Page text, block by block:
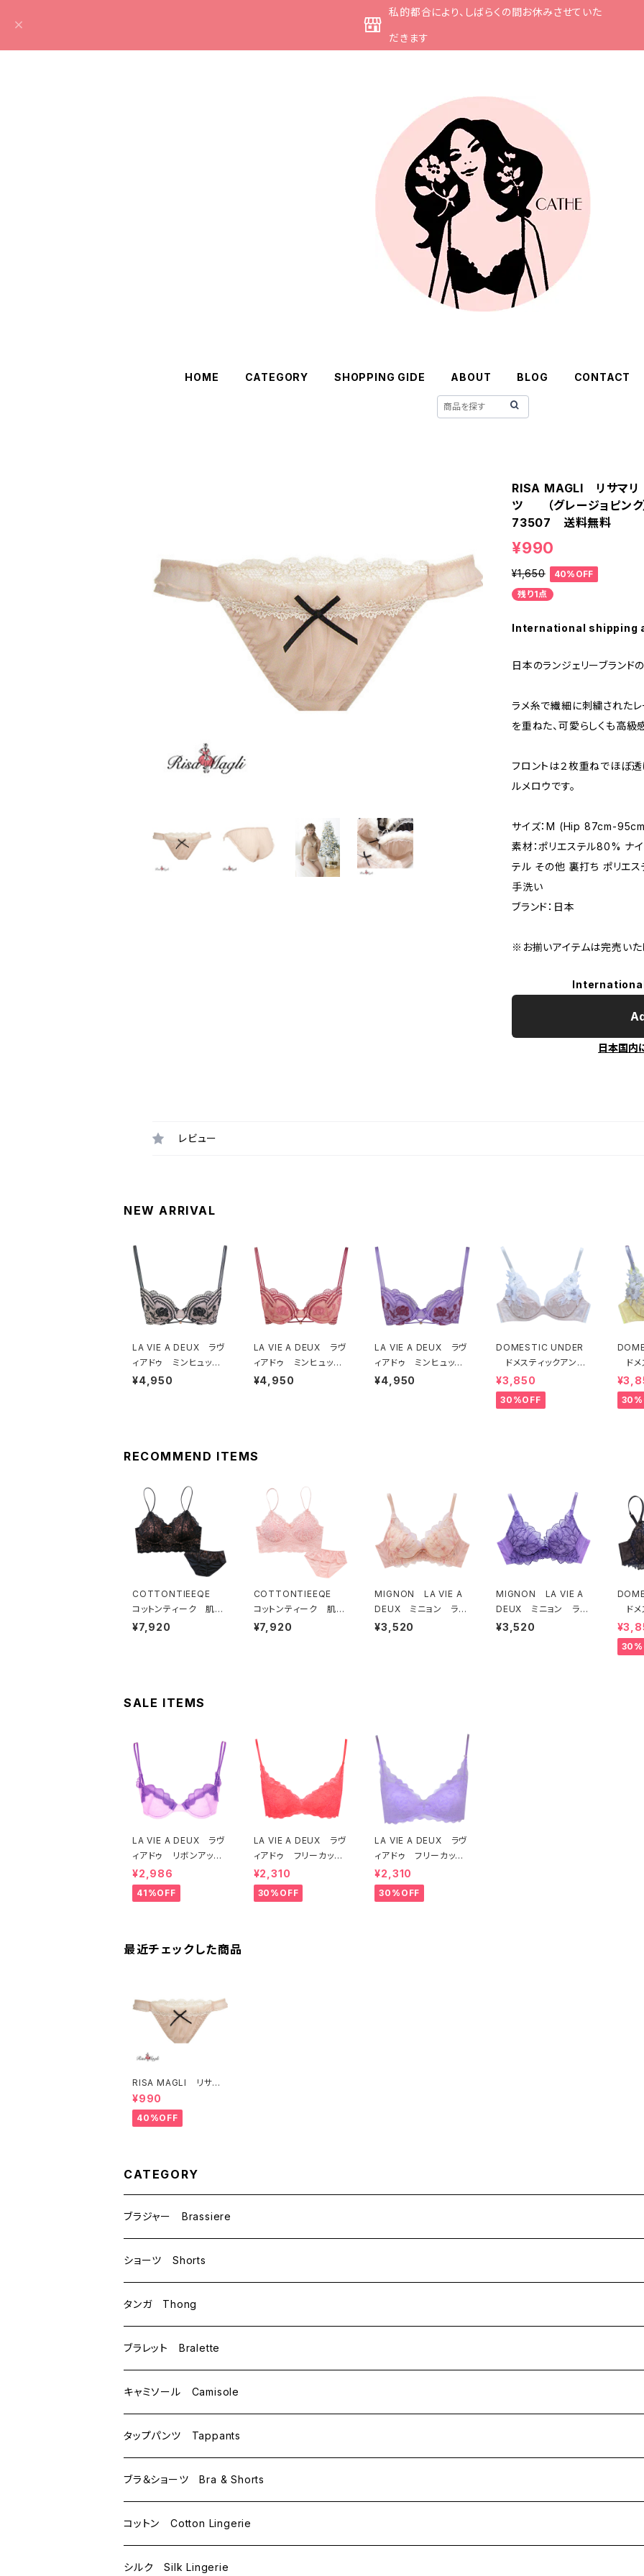
私的都合により、しばらくの間お休みさせていた
だきます
HOME CATEGORY SHOPPING GIDE ABOUT BLOG CONTACT
RISA MAGLI リサマ
ツ （グレージョピン
73507 送料無料
¥990
¥1,650
40%OFF
残り1点
International shipping
日本のランジェリーブランド
ラメ糸で繊細に刺繍された
を重ねた、可愛らしくも高級
フロントは２枚重ねでほぼ透
ルメロウです。
サイズ：M (Hip 87cm-
素材：ポリエステル80% ナ
テル その他 裏打ち ポリエ
手洗い
ブランド：日本
※お揃いアイテムは完売いた
日本国内
レビュー
NEW ARRIVAL
LA VIE A DEUX ラヴ
ィアドゥ ミンヒュッ
ゲ ブラジャー（ブラッ
¥4,950
LA VIE A DEUX ラヴ
ィアドゥ ミンヒュッ
ゲ ブラジャー（ヒュッ
¥4,950
LA VIE A DEUX ラヴ
ィアドゥ ミンヒュッ
ゲ ブラジャー（ライラ
¥4,950
DOMESTIC UNDER
ドメスティックアンダ
ー モティフフルール
ブラジャー（オフホワイ
ト）D2255
¥3,850
30%OFF
ドメ
ー モ
ブラジ
RECOMMEND ITEMS
COTTONTIEEQE
コットンティーク 肌側
コットン100％ ソフト
¥7,920
COTTONTIEEQE
コットンティーク 肌側
コットン100％ ソフト
¥7,920
MIGNON LA VIE A
DEUX ミニョン ラヴ
ィアドゥ ビビアーナ
¥3,520
MIGNON LA VIE A
DEUX ミニョン ラヴ
ィアドゥ ビビアーナ
¥3,520
ドメ
ー オ
ラジャ
54 送
SALE ITEMS
LA VIE A DEUX ラヴ
ィアドゥ リボンアップ
リケ ブラジャー（ラベ
ンダー） 22293 SA
LE セール 送料無料
¥2,986
41%OFF
LA VIE A DEUX ラヴ
ィアドゥ フリーカット
レース ブラレット ソ
フトブラ（トマトレッド）2
2457 SALE 送料無
¥2,310
30%OFF
LA VIE A DEUX ラヴ
ィアドゥ フリーカット
レース ブラレット ソ
フトブラ（ラベンダー）22
463 SALE 送料無
¥2,310
30%OFF
最近チェックした商品
RISA MAGLI リサマ
リ Pluume プリュ
ム ショーツ （グレ
ージョピンク）Ｍサイ
ズ SALE セール 7
¥990
40%OFF
CATEGORY
ブラジャー Brassiere
B70
B75
C65
C70
C75
D65
D70
E70
ショーツ Shorts
M
L
タンガ Thong
M
ブラレット Bralette
M
L
キャミソール Camisole
M
L
タップパンツ Tappants
ブラ＆ショーツ Bra & Shorts
コットン Cotton Lingerie
シルク Silk Lingerie